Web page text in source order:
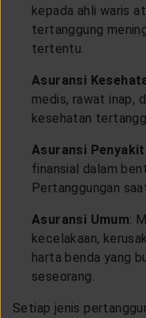
kepada ahli waris
tertanggung
tertentu.
Asuransi
medis, rawat inap,
kesehatan
Asuransi
finansial dalam
Pertanggungan
Asuransi Umum:
kecelakaan,
harta benda yang
seseorang.
Setiap jenis